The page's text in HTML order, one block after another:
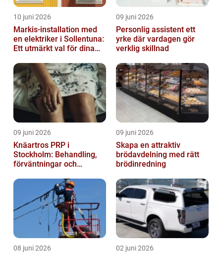
10 juni 2026
Markis-installation med
en elektriker i Sollentuna:
Ett utmärkt val för dina
09 juni 2026
Personlig assistent ett
yrke där vardagen gör
verklig skillnad
09 juni 2026
Knäartros PRP i
Stockholm: Behandling,
förväntningar och
09 juni 2026
Skapa en attraktiv
brödavdelning med rätt
brödinredning
08 juni 2026 02 juni 2026